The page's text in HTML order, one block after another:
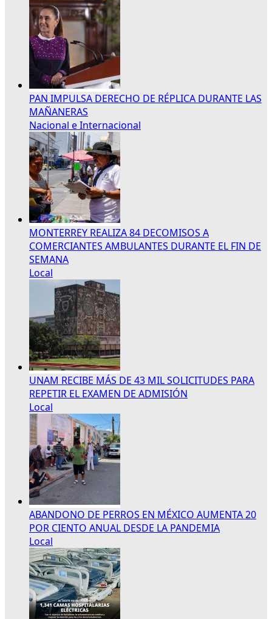
PAN IMPULSA DERECHO DE RÉPLICA DURANTE LAS
MAÑANERAS
Nacional e Internacional
MONTERREY REALIZA 84 DECOMISOS A
COMERCIANTES AMBULANTES DURANTE EL FIN DE
SEMANA
Local
UNAM RECIBE MÁS DE 43 MIL SOLICITUDES PARA
REPETIR EL EXAMEN DE ADMISIÓN
Local
ABANDONO DE PERROS EN MÉXICO AUMENTA 20
POR CIENTO ANUAL DESDE LA PANDEMIA
Local